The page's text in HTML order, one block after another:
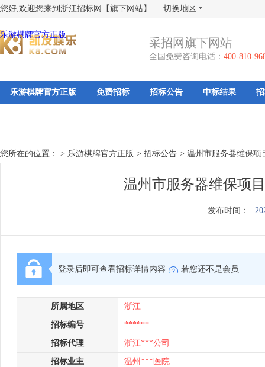
您好,欢迎您来到浙江招标网【旗下网站】 切换地区
乐游棋牌官方正版
采招网旗下网站
全国免费咨询电话： 400-810-
乐游棋牌官方正版 免费招标 招标公告 中标结果
您所在的位置： > 乐游棋牌官方正版 > 招标公告 > 温州市服务器维保项
温州市服务器维保项
发布时间：
登录后即可查看招标详情内容 若您还不是会员
所属地区 浙江
招标编号 ******
招标代理 浙江***公司
招标业主 温州***医院